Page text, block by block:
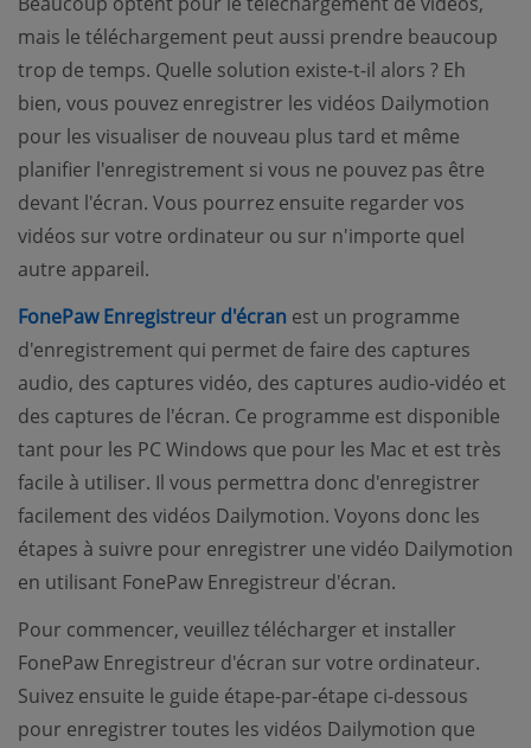
mais le téléchargement peut aussi prendre beaucoup
trop de temps. Quelle solution existe-t-il alors ? Eh
bien, vous pouvez enregistrer les vidéos Dailymotion
pour les visualiser de nouveau plus tard et même
planifier l'enregistrement si vous ne pouvez pas être
devant l'écran. Vous pourrez ensuite regarder vos
vidéos sur votre ordinateur ou sur n'importe quel
autre appareil.
FonePaw Enregistreur d'écran (opens new window)
est un programme
d'enregistrement qui permet de faire des captures
audio, des captures vidéo, des captures audio-vidéo et
des captures de l'écran. Ce programme est disponible
tant pour les PC Windows que pour les Mac et est très
facile à utiliser. Il vous permettra donc d'enregistrer
facilement des vidéos Dailymotion. Voyons donc les
étapes à suivre pour enregistrer une vidéo Dailymotion
en utilisant FonePaw Enregistreur d'écran.
Pour commencer, veuillez télécharger et installer
FonePaw Enregistreur d'écran sur votre ordinateur.
Suivez ensuite le guide étape-par-étape ci-dessous
pour enregistrer toutes les vidéos Dailymotion que